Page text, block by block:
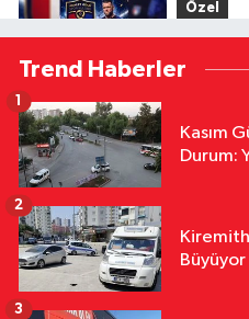
Özel
20:51Adaletgücü'nde Yusuf Yürek
İle Yola
20:44 Büyük Dikili'de Çöp Tepkisi:
19:44İçişleri'nden Hayat 112 Acil
Trend Haberler
Kasım
Durum:
1
Büyüyor
2
3